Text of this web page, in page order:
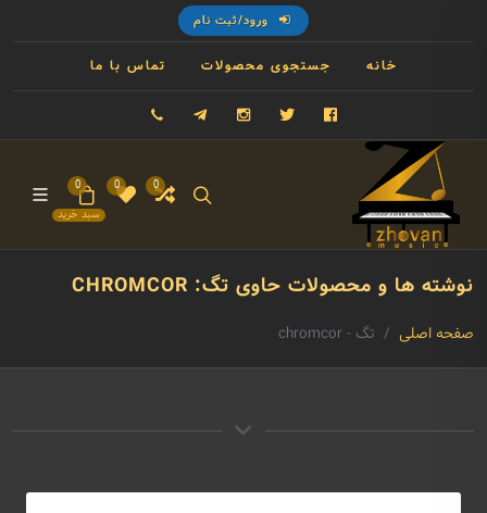
ورود/ثبت نام
خانه جستجوی محصولات تماس با ما
فیسبوک توییتر اینستاگرام تلگرام
0
0
سبد خرید
0
نوشته ها و محصولات حاوی تگ: CHROMCOR
صفحه اصلی تگ - chromcor